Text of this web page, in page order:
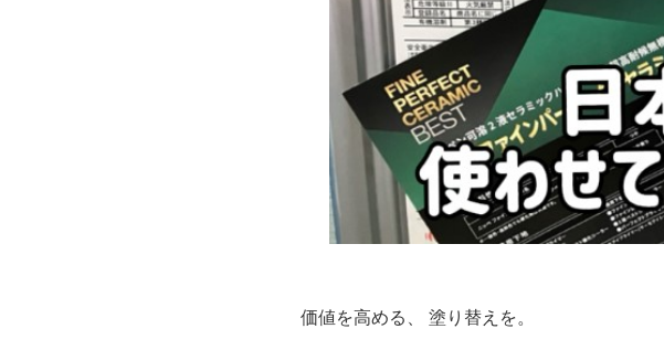
価値を高める、 塗り替えを。